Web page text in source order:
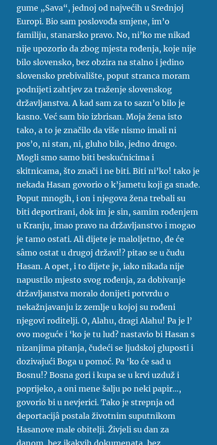
gume „Sava“, jednoj od najvećih u Srednjoj
Europi. Bio sam poslovođa smjene, im’o
familiju, stanarsko pravo. No, ni’ko me nikad
nije upozorio da zbog mjesta rođenja, koje nije
bilo slovensko, bez obzira na stalno i jedino
slovensko prebivalište, poput stranca moram
podnijeti zahtjev za traženje slovenskog
državljanstva. A kad sam za to sazn’o bilo je
kasno. Već sam bio izbrisan. Moja žena isto
tako, a to je značilo da više nismo imali ni
pos’o, ni stan, ni, gluho bilo, jedno drugo.
Mogli smo samo biti beskućnicima i
skitnicama, što znači i ne biti. Biti ni’ko! tako je
nekada Hasan govorio o k’jametu koji ga snađe.
Poput mnogih, i on i njegova žena trebali su
biti deportirani, dok im je sin, samim rođenjem
u Kranju, imao pravo na državljanstvo i mogao
je tamo ostati. Ali dijete je maloljetno, đe će
sâmo ostat u drugoj državi!? pitao se u čudu
Hasan. A opet, i to dijete je, iako nikada nije
napustilo mjesto svog rođenja, za dobivanje
državljanstva moralo donijeti potvrdu o
nekažnjavanju iz zemlje u kojoj su rođeni
njegovi roditelji. O, Alahu, dragi Alahu! Pa je l’
ovo moguće i ‘ko je tu lud? nastavio bi Hasan s
nizanjima pitanja, čudeći se ljudskoj gluposti i
dozivajući Boga u pomoć. Pa ‘ko će sad u
Bosnu!? Bosna gori i kupa se u krvi uzduž i
poprijeko, a oni mene šalju po neki papir…,
govorio bi u nevjerici. Tako je strepnja od
deportacijâ postala životnim suputnikom
Hasanove male obitelji. Živjeli su dan za